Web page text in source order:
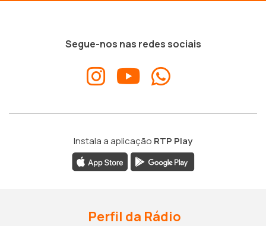
Segue-nos nas redes sociais
Instala a aplicação RTP Play
Perfil da Rádio